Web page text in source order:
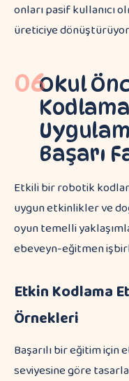
onları pasif kullanıcı
üreticiye
06Okul
Başarı
Etkili bir robotik
uygun etkinlikler ve
oyun temelli
ebeveyn-eğitmen
Etkin Kodlama
Örnekleri
Başarılı bir eğitim
seviyesine göre